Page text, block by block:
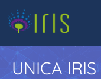
UNICA IRIS